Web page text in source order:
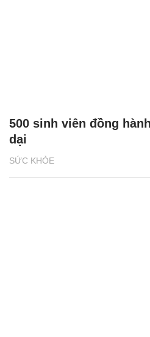
SỨC KHỎE
500 sinh viên đồng
dại